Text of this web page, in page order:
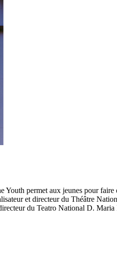
permet aux jeunes pour
et directeur du Théâtre
du Teatro National D.